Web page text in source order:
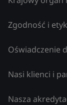
Zgodność i
Oświadczenie
Nasi klienci i
Nasza